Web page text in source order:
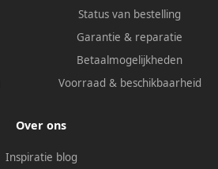
Status van bestelling
Garantie & reparatie
Betaalmogelijkheden
Voorraad & beschikbaarheid
Over ons
Inspiratie blog